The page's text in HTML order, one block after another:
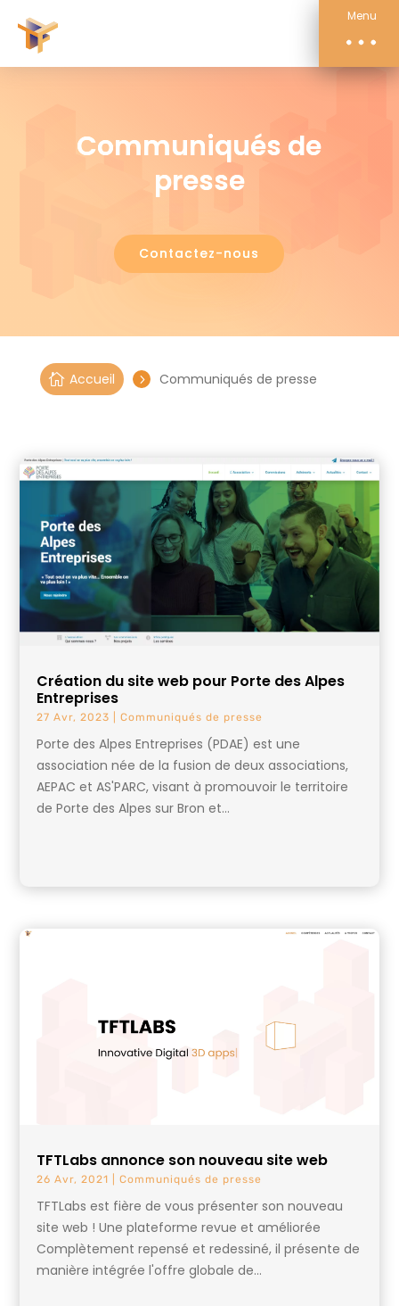
Menu
Communiqués de
presse
Contactez-nous
 Accueil 5 Communiqués de presse
Création du site web pour Porte des Alpes
Entreprises
27 Avr, 2023 |Communiqués de presse
Porte des Alpes Entreprises (PDAE) est une
association née de la fusion de deux associations,
AEPAC et AS'PARC, visant à promouvoir le territoire
de Porte des Alpes sur Bron et...
TFTLabs annonce son nouveau site web
26 Avr, 2021 |Communiqués de presse
TFTLabs est fière de vous présenter son nouveau
site web ! Une plateforme revue et améliorée
Complètement repensé et redessiné, il présente de
manière intégrée l'offre globale de...